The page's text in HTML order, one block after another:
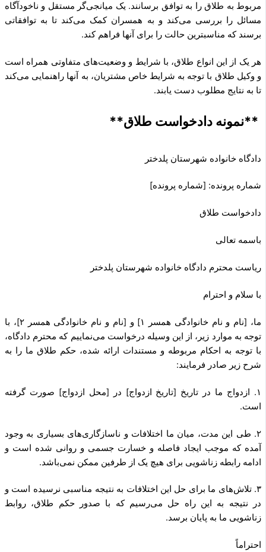
مربوط به طلاق را به توافق برسانند. یک میانجی‌گر مستقل و ناخودآگاه
مسائل را بررسی می‌کند و به همسران کمک می‌کند تا به توافقاتی
برسند که مناسبترین حالت را برای آنها فراهم کند.
هر یک از این انواع طلاق، با شرایط و وضعیت‌های متفاوتی همراه است
و وکیل طلاق با توجه به شرایط خاص مشتریان، به آنها راهنمایی می‌کند
تا به نتایج مطلوب دست یابند.
**نمونه دادخواست طلاق**
دادگاه خانواده شهرستان پلدختر
شماره پرونده: [شماره پرونده]
دادخواست طلاق
باسمه تعالی
ریاست محترم دادگاه خانواده شهرستان پلدختر
با سلام و احترام
ما، [نام و نام خانوادگی همسر ۱] و [نام و نام خانوادگی همسر ۲]، با
توجه به موارد زیر، از این وسیله درخواست می‌نماییم که محترم دادگاه،
با توجه به احکام مربوطه و مستندات ارائه شده، حکم طلاق ما را به
شرح زیر صادر فرمایند:
۱. ازدواج ما در تاریخ [تاریخ ازدواج] در [محل ازدواج] صورت گرفته
است.
۲. طی این مدت، میان ما اختلافات و ناسازگاری‌های بسیاری به وجود
آمده که موجب ایجاد فاصله و خسارت جسمی و روانی شده است و
ادامه رابطه زناشویی برای هیچ یک از طرفین ممکن نمی‌باشد.
۳. تلاش‌های ما برای حل این اختلافات به نتیجه مناسبی نرسیده است و
در نتیجه به این راه حل می‌رسیم که با صدور حکم طلاق، روابط
زناشویی ما به پایان برسد.
احتراماً